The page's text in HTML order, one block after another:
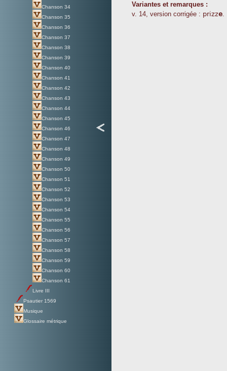
Chanson 34
Chanson 35
Chanson 36
Chanson 37
Chanson 38
Chanson 39
Chanson 40
Chanson 41
Chanson 42
Chanson 43
Chanson 44
Chanson 45
Chanson 46
Chanson 47
Chanson 48
Chanson 49
Chanson 50
Chanson 51
Chanson 52
Chanson 53
Chanson 54
Chanson 55
Chanson 56
Chanson 57
Chanson 58
Chanson 59
Chanson 60
Chanson 61
Livre III
Psautier 1569
Musique
Glossaire métrique
Variantes et remarques :
v. 14, version corrigée : prizze.